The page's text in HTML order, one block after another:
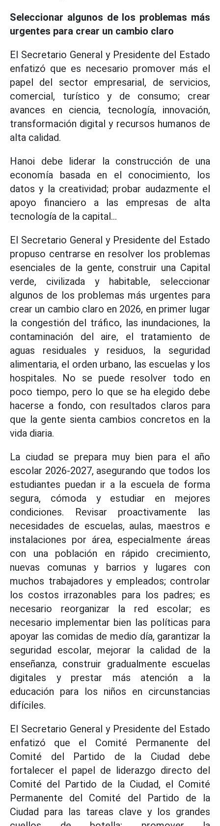
Seleccionar algunos de los problemas más
urgentes para crear un cambio claro
El Secretario General y Presidente del Estado
enfatizó que es necesario promover más el
papel del sector empresarial, de servicios,
comercial, turístico y de consumo; crear
avances en ciencia, tecnología, innovación,
transformación digital y recursos humanos de
alta calidad.
Hanoi debe liderar la construcción de una
economía basada en el conocimiento, los
datos y la creatividad; probar audazmente el
apoyo financiero a las empresas de alta
tecnología de la capital...
El Secretario General y Presidente del Estado
propuso centrarse en resolver los problemas
esenciales de la gente, construir una Capital
verde, civilizada y habitable, seleccionar
algunos de los problemas más urgentes para
crear un cambio claro en 2026, en primer lugar
la congestión del tráfico, las inundaciones, la
contaminación del aire, el tratamiento de
aguas residuales y residuos, la seguridad
alimentaria, el orden urbano, las escuelas y los
hospitales. No se puede resolver todo en
poco tiempo, pero lo que se ha elegido debe
hacerse a fondo, con resultados claros para
que la gente sienta cambios concretos en la
vida diaria.
La ciudad se prepara muy bien para el año
escolar 2026-2027, asegurando que todos los
estudiantes puedan ir a la escuela de forma
segura, cómoda y estudiar en mejores
condiciones. Revisar proactivamente las
necesidades de escuelas, aulas, maestros e
instalaciones por área, especialmente áreas
con una población en rápido crecimiento,
nuevas comunas y barrios y lugares con
muchos trabajadores y empleados; controlar
los costos irrazonables para los padres; es
necesario reorganizar la red escolar; es
necesario implementar bien las políticas para
apoyar las comidas de medio día, garantizar la
seguridad escolar, mejorar la calidad de la
enseñanza, construir gradualmente escuelas
digitales y prestar más atención a la
educación para los niños en circunstancias
difíciles.
El Secretario General y Presidente del Estado
enfatizó que el Comité Permanente del
Comité del Partido de la Ciudad debe
fortalecer el papel de liderazgo directo del
Comité del Partido de la Ciudad, el Comité
Permanente del Comité del Partido de la
Ciudad para las tareas clave y los grandes